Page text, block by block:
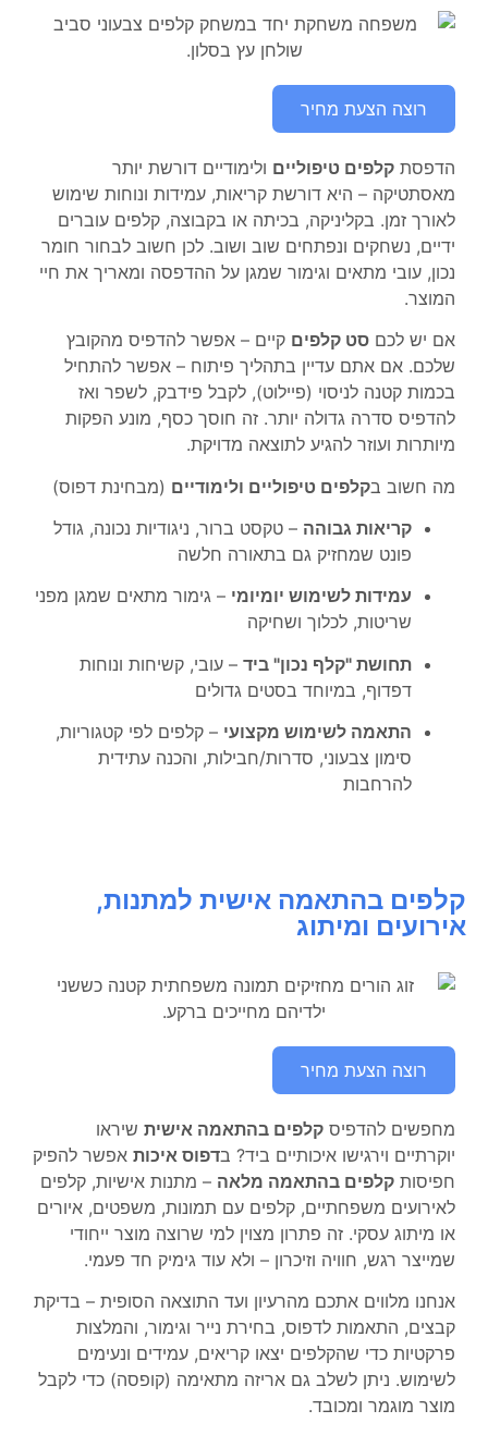
רוצה הצעת מחיר
הדפסתקלפים טיפולייםולימודיים דורשת יותר
מאסתטיקה – היא דורשת קריאות, עמידות ונוחות שימוש
לאורך זמן. בקליניקה, בכיתה או בקבוצה, קלפים עוברים
ידיים, נשחקים ונפתחים שוב ושוב. לכן חשוב לבחור חומר
נכון, עובי מתאים וגימור שמגן על ההדפסה ומאריך את חיי
המוצר.
אם יש לכםסט קלפיםקיים – אפשר להדפיס מהקובץ
שלכם. אם אתם עדיין בתהליך פיתוח – אפשר להתחיל
בכמות קטנה לניסוי (פיילוט), לקבל פידבק, לשפר ואז
להדפיס סדרה גדולה יותר. זה חוסך כסף, מונע הפקות
מיותרות ועוזר להגיע לתוצאה מדויקת.
מה חשוב ב קלפים טיפוליים ולימודיים(מבחינת דפוס)
קריאות גבוהה– טקסט ברור, ניגודיות נכונה, גודל
פונט שמחזיק גם בתאורה חלשה
עמידות לשימוש יומיומי– גימור מתאים שמגן מפני
שריטות, לכלוך ושחיקה
תחושת "קלף נכון" ביד– עובי, קשיחות ונוחות
דפדוף, במיוחד בסטים גדולים
התאמה לשימוש מקצועי– קלפים לפי קטגוריות,
סימון צבעוני, סדרות/חבילות, והכנה עתידית
להרחבות
קלפים בהתאמה אישית למתנות,
אירועים ומיתוג
רוצה הצעת מחיר
מחפשים להדפיסקלפים בהתאמה אישיתשיראו
יוקרתיים וירגישו איכותיים ביד? ב דפוס איכותאפשר להפיק
חפיסותקלפים בהתאמה מלאה– מתנות אישיות, קלפים
לאירועים משפחתיים, קלפים עם תמונות, משפטים, איורים
או מיתוג עסקי. זה פתרון מצוין למי שרוצה מוצר ייחודי
שמייצר רגש, חוויה וזיכרון – ולא עוד גימיק חד פעמי.
אנחנו מלווים אתכם מהרעיון ועד התוצאה הסופית – בדיקת
קבצים, התאמות לדפוס, בחירת נייר וגימור, והמלצות
פרקטיות כדי שהקלפים יצאו קריאים, עמידים ונעימים
לשימוש. ניתן לשלב גם אריזה מתאימה (קופסה) כדי לקבל
מוצר מוגמר ומכובד.